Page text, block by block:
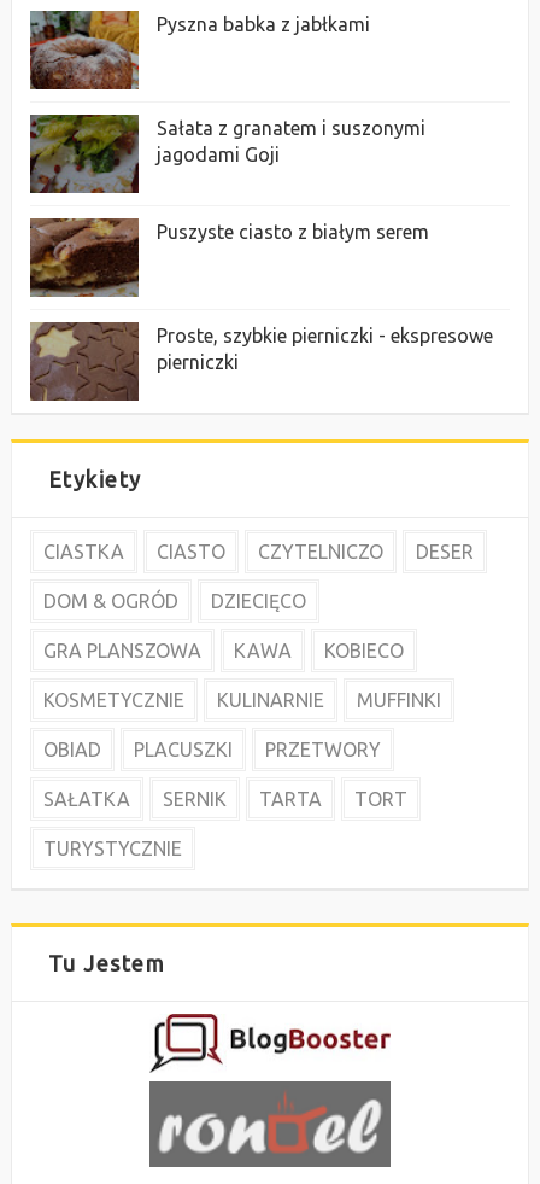
Pyszna babka z jabłkami
Sałata z granatem i suszonymi
jagodami Goji
Puszyste ciasto z białym serem
Proste, szybkie pierniczki - ekspresowe
pierniczki
Etykiety
CIASTKA CIASTO CZYTELNICZO DESER
DOM & OGRÓD DZIECIĘCO
GRA PLANSZOWA KAWA KOBIECO
KOSMETYCZNIE KULINARNIE MUFFINKI
OBIAD PLACUSZKI PRZETWORY
SAŁATKA SERNIK TARTA TORT
TURYSTYCZNIE
Tu Jestem